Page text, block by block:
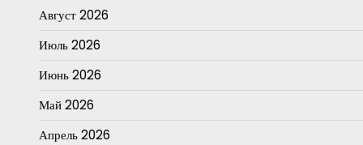
Август 2026
Июль 2026
Июнь 2026
Май 2026
Апрель 2026